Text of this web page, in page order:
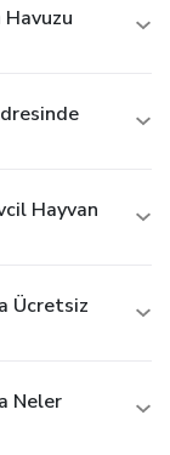
Hayvan
Ücretsiz
Neler